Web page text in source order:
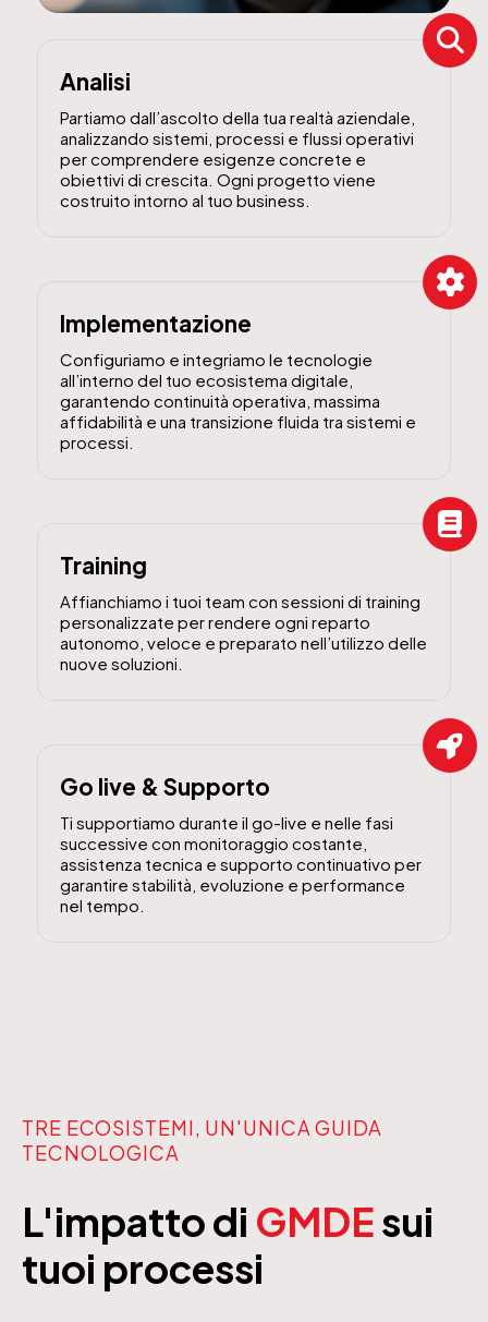
Analisi
Partiamo dall’ascolto della tua realtà aziendale,
analizzando sistemi, processi e flussi operativi
per comprendere esigenze concrete e
obiettivi di crescita. Ogni progetto viene
costruito intorno al tuo business.
Implementazione
Configuriamo e integriamo le tecnologie
all’interno del tuo ecosistema digitale,
garantendo continuità operativa, massima
affidabilità e una transizione fluida tra sistemi e
processi.
Training
Affianchiamo i tuoi team con sessioni di training
personalizzate per rendere ogni reparto
autonomo, veloce e preparato nell’utilizzo delle
nuove soluzioni.
Go live & Supporto
Ti supportiamo durante il go-live e nelle fasi
successive con monitoraggio costante,
assistenza tecnica e supporto continuativo per
garantire stabilità, evoluzione e performance
nel tempo.
TRE ECOSISTEMI, UN'UNICA GUIDA
TECNOLOGICA
L'impatto di GMDEsui
tuoi processi